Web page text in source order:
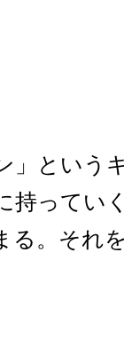
」という
持ってい
る。それ